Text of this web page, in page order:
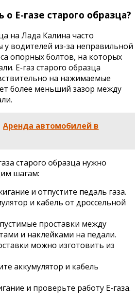
Е-газе старого образца?
на Лада Калина часто
водителей из-за неправильной
опорных болтов, на которых
Е-газ старого образца
на нажимаемые
более меньший зазор между
Аренда автомобилей в
старого образца нужно
шагам:
и отпустите педаль газа.
и кабель от дроссельной
проставки между
и наклейками на педали.
можно изготовить из
аккумулятор и кабель
и проверьте работу Е-газа.